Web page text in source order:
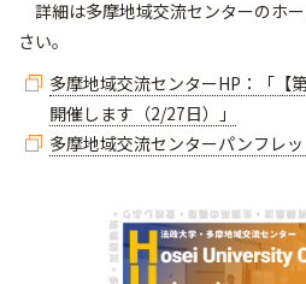
詳細は多摩地域交流センターのホ
さい。
多摩地域交流センターHP：「【
開催します（2/27日）」
多摩地域交流センターパンフレッ